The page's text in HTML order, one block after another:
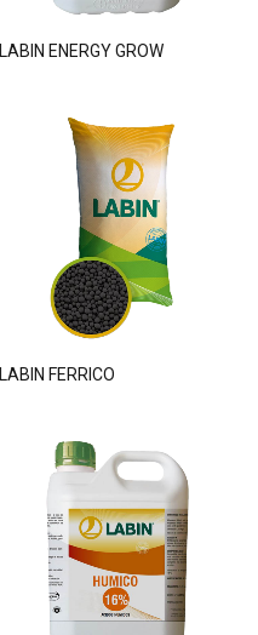
LABIN ENERGY GROW
LABIN FERRICO